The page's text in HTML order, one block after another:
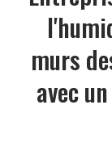
murs
avec